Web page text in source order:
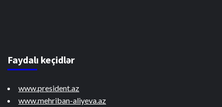
Faydalı keçidlər
www.president.az
www.mehriban-aliyeva.az